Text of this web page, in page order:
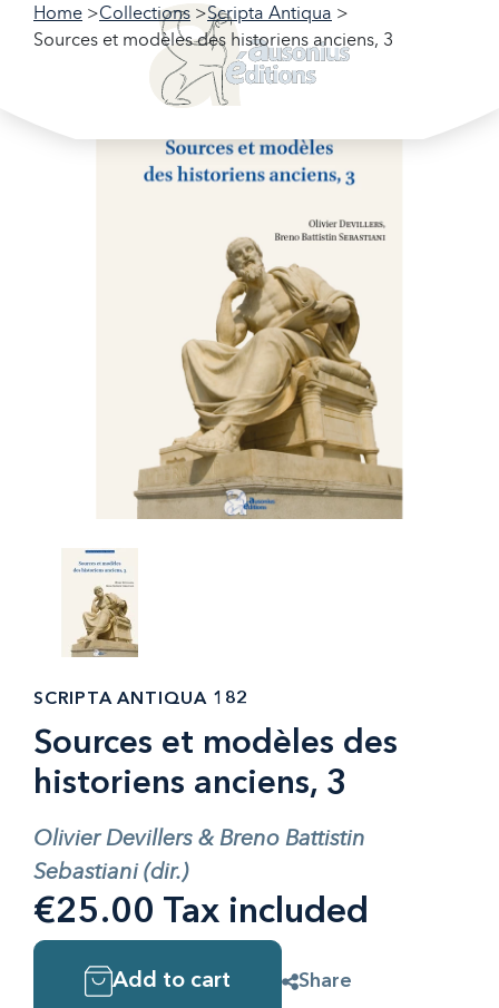
Home Collections
Scripta Antiqua
Sources et modèles des historiens anciens, 3
SCRIPTA ANTIQUA 182
Sources et modèles des
historiens anciens, 3
Olivier Devillers & Breno Battistin
Sebastiani (dir.)
€25.00 Tax included
Add to cart Share